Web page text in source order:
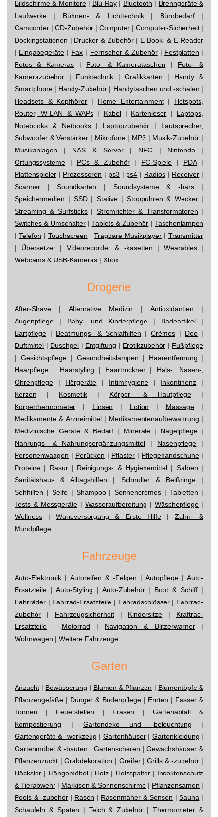
Bildschirme & Monitore| Blu-Ray| Bluetooth | Brenngeräte &
Laufwerke | Bühnen- & Lichttechnik| Bürobedarf|
Camcorder | CD-Zubehör | Computer | Computer-Sicherheit |
Dockingstationen | Drucker & Zubehör| E-Book- & E-Reader
| Eingabegeräte | Fax | Fernseher & Zubehör| Festplatten |
Fotos & Kameras | Foto- & Kamerataschen | Foto- &
Kamerazubehör | Funktechnik|Grafikkarten | Handy &
Smartphone | Handy-Zubehör | Handytaschen und -schalen |
Headsets & Kopfhörer | Home Entertainment| Hotspots,
Router, W-LAN & WAPs | Kabel| Kartenleser | Laptops,
Notebooks & Netbooks | Laptopzubehör | Lautsprecher,
Subwoofer & Verstärker | Mikrofone| MP3 | Musik-Zubehör |
Musikanlagen | NAS & Server| NFC | Nintendo|
Ortungssysteme | PCs & Zubehör| PC-Spiele | PDA|
Plattenspieler | Prozessoren | ps3 | ps4 | Radios| Receiver |
Scanner |Soundkarten | Soundsysteme & -bars|
Speichermedien | SSD| Stative| Stoppuhren & Wecker|
Streaming & Surfsticks| Stromrichter & Transformatoren |
Switches & Umschalter| Tablets & Zubehör | Taschenlampen
| Telefon | Touchscreen |Tragbare Musikplayer | Transmitter
| Übersetzer| Videorecorder & -kasetten | Wearables|
Webcams & USB-Kameras | Xbox
Drogerie
After-Shave | Alternative Medizin | Antioxidantien |
Augenpflege | Baby- und Kinderpflege | Badeartikel |
Bartpflege | Beatmungs- & Schlafhilfen | Crèmes | Deo |
Duftmittel | Duschgel | Entgiftung | Erotikzubehör | Fußpflege
| Gesichtspflege| Gesundheitslampen | Haarentfernung |
Haarpflege | Haarstyling | Haartrockner | Hals-, Nasen-,
Ohrenpflege | Hörgeräte | Intimhygiene| Inkontinenz |
Kerzen | Kosmetik | Körper- & Hautpflege |
Körperthermometer | Linsen | Lotion | Massage|
Medikamente & Arzneimittel| Medikamentenaufbewahrung |
Medizinische Geräte & Bedarf| Minerale| Nagelpflege|
Nahrungs- & Nahrungsergänzungsmittel | Nasenpflege |
Personenwaagen | Perücken | Pflaster | Pflegehandschuhe |
Proteine | Rasur| Reinigungs- & Hygienemittel | Salben |
Sanitätshaus & Alltagshilfen | Schnuller & Beißringe|
Sehhilfen | Seife| Shampoo|Sonnencrèmes |Tabletten |
Tests & Messgeräte | Wasseraufbereitung | Wäschepflege |
Wellness |Wundversorgung & Erste Hilfe| Zahn- &
Mundpflege
Fahrzeuge
Auto-Elektronik | Autoreifen & -Felgen | Autopflege| Auto-
Ersatzteile | Auto-Styling | Auto-Zubehör| Boot & Schiff |
Fahrräder | Fahrrad-Ersatzteile | Fahradschlösser| Fahrrad-
Zubehör | Fahrzeugsicherheit| Kindersitze | Kraftrad-
Ersatzteile | Motorrad | Navigation & Blitzerwarner|
Wohnwagen | Weitere Fahrzeuge
Garten
Anzucht | Bewässerung | Blumen & Pflanzen | Blumentöpfe &
Pflanzengefäße | Dünger & Bodenpflege | Ernten | Fässer &
Tonnen | Feuerstellen | Fräsen |Gartenabfall &
Kompostierung | Gartendeko und -beleuchtung |
Gartengeräte & -werkzeug | Gartenhäuser| Gartenkleidung |
Gartenmöbel & -bauten |Gartenscheren |Gewächshäuser &
Pflanzenzucht |Grabdekoration | Greifer|Grills & -zubehör |
Häcksler | Hängemöbel| Holz | Holzspalter| Insektenschutz
& Tierabwehr | Markisen & Sonnenschirme | Pflanzensamen |
Pools & -zubehör | Rasen | Rasenmäher & Sensen |Sauna |
Schaufeln & Spaten | Teich & Zubehör |Thermometer &